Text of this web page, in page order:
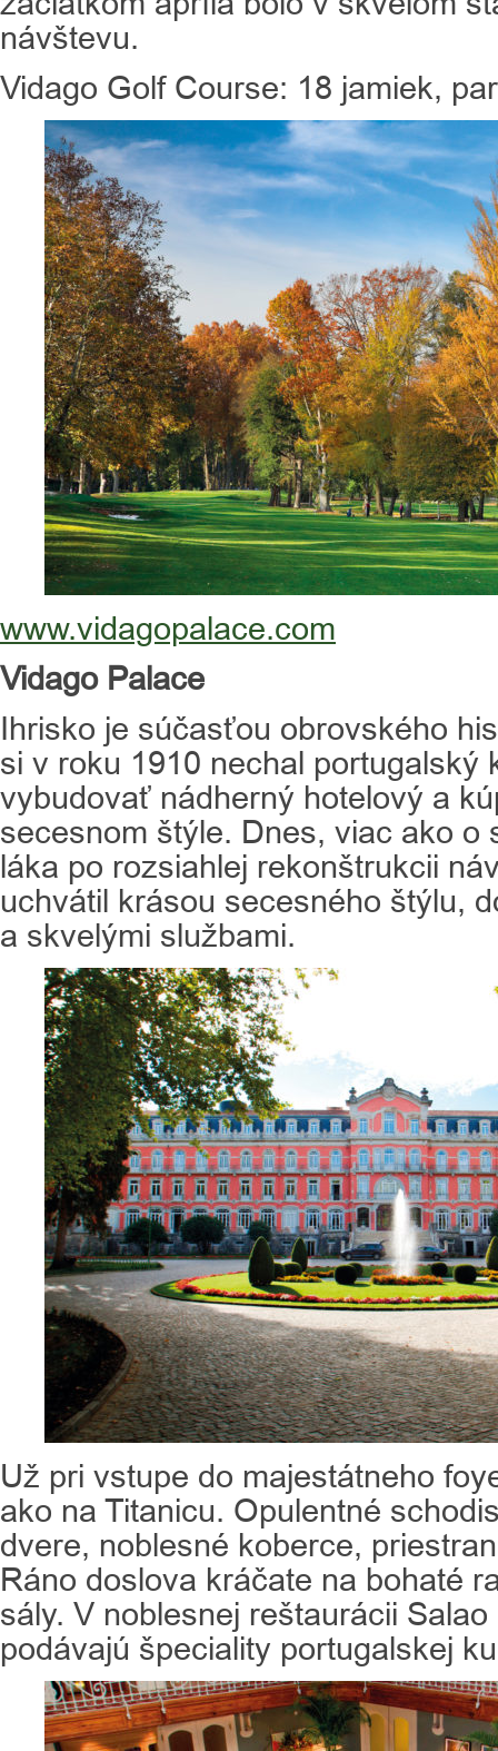
návštevu.
Vidago Golf Course: 18 jamiek,
www.vidagopalace.com
Vidago Palace
Ihrisko je súčasťou obrovského
si v roku 1910 nechal portugalský
vybudovať nádherný hotelový a
secesnom štýle. Dnes, viac ako o
láka po rozsiahlej rekonštrukcii
uchvátil krásou secesného štýlu,
a skvelými službami.
Už pri vstupe do majestátneho
ako na Titanicu. Opulentné
dvere, noblesné koberce,
Ráno doslova kráčate na bohaté
sály. V noblesnej reštaurácii
podávajú špeciality portugalskej